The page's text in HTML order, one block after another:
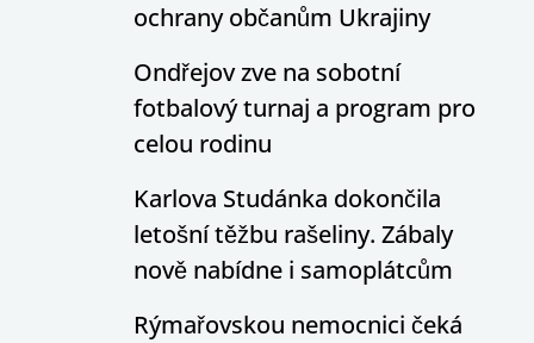
ochrany občanům Ukrajiny
Ondřejov zve na sobotní
fotbalový turnaj a program pro
celou rodinu
Karlova Studánka dokončila
letošní těžbu rašeliny. Zábaly
nově nabídne i samoplátcům
Rýmařovskou nemocnici čeká